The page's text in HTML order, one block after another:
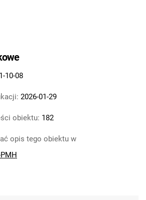
1967, nr 18
1967, nr 19
Azoty : Organ Samorządu
1967, nr 20
Azoty : Organ Samorządu
1967, nr 21
Azoty : Organ Samorządu
10-08
2026-01-29
obiektu: 182
opis tego obiektu w